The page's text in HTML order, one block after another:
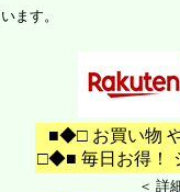
ます。
■◆□ お買い物
□◆■ 毎日お得！
＜ 詳